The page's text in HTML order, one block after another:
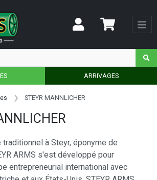
ARRIVAGES
STEYR MANNLICHER
à Steyr, éponyme de
ARMS s'est développé pour
entrepreneurial international avec